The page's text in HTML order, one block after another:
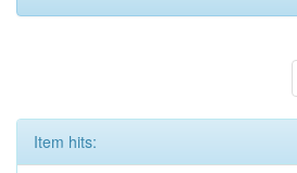
Item hits: